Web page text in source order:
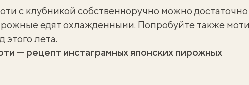
с клубникой собственноручно можно достаточно
едят охлажденными. Попробуйте также моти
этого лета.
— рецепт инстаграмных японских пирожных